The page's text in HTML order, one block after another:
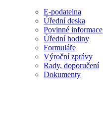
E-podatelna
Úřední deska
Povinné informace
Úřední hodiny
Formuláře
Výroční zprávy
Rady, doporučení
Dokumenty